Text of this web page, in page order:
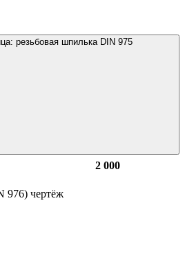
резьбовая шпилька DIN 975
2 000